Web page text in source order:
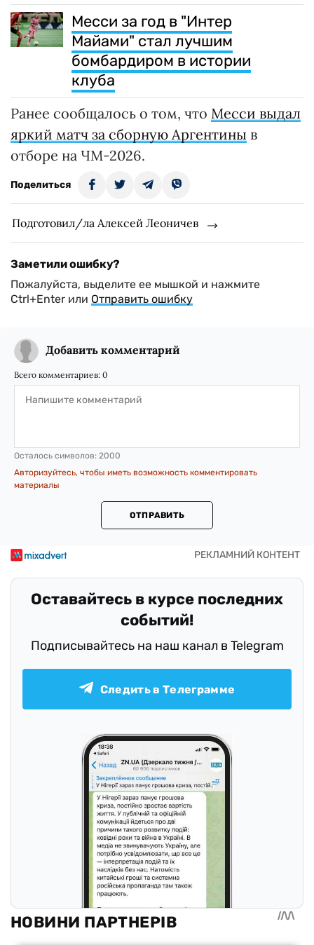
Месси за год в "Интер
Майами" стал лучшим
бомбардиром в истории
клуба
Ранее сообщалось о том, что Месси выдал
яркий матч за сборную Аргентины в
отборе на ЧМ-2026.
Поделиться
Подготовил/ла Алексей Леоничев
Заметили ошибку?
Пожалуйста, выделите ее мышкой и нажмите
Ctrl+Enter или Отправить ошибку
Добавить комментарий
Всего комментариев: 0
Осталось символов: 2000
Авторизуйтесь, чтобы иметь возможность комментировать
материалы
ОТПРАВИТЬ
Оставайтесь в курсе последних
событий!
Подписывайтесь на наш канал в Telegram
Следить в Телеграмме